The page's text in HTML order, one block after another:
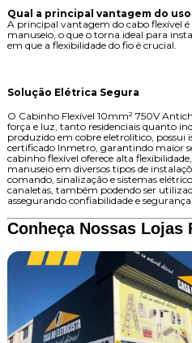
Qual a principal vantagem do
A principal vantagem do cabo flexível é
manuseio, o que o torna ideal para
em que a flexibilidade do fio é crucial.
Solução Elétrica Segura
O Cabinho Flexível 10mm² 750V
força e luz, tanto residenciais quanto
produzido em cobre eletrolítico,
certificado Inmetro, garantindo maior
cabinho flexível oferece alta
manuseio em diversos tipos de
comando, sinalização e sistemas
canaletas, também podendo ser
assegurando confiabilidade e
Conheça Nossas Lojas